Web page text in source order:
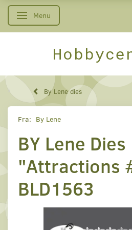
Skifte navigation
Menu
By Lene dies
Fra: By Lene
BY Lene Dies
"Attractions
BLD1563